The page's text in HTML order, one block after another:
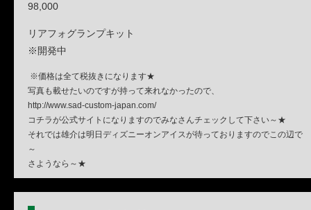
98,000
リアフォグランプキット
※開発中
※価格は全て税抜きになります★
写真も載せたいのですが持って来れなかったので、
http://www.sad-custom-japan.com/
コチラが公式サイトになりますのでみなさんチェックして下さい～★
それでは雄介は明日ディズニーオンアイスが待っておりますのでこの辺で
～
さようなら～★